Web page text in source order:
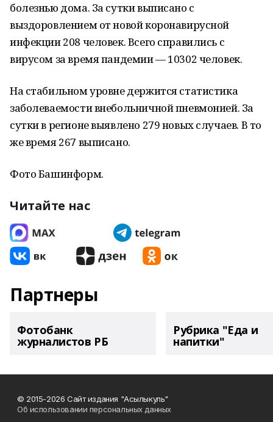
болезнью дома. За сутки выписано с
выздоровлением от новой коронавирусной
инфекции 208 человек. Всего справились с
вирусом за время пандемии — 10302 человек.
На стабильном уровне держится статистика
заболеваемости внебольничной пневмонией. За
сутки в регионе выявлено 279 новых случаев. В то
же время 267 выписано.
Фото Башинформ.
Читайте нас
Партнеры
Фотобанк
журналистов РБ
Рубрика "Еда и
напитки"
© 2015-2026 Сайт издания "Асылыкуль"
Об использовании персональных данных